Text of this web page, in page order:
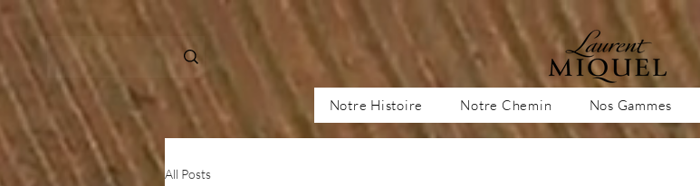
Notre Histoire Notre Chemin Nos Gammes
All Posts